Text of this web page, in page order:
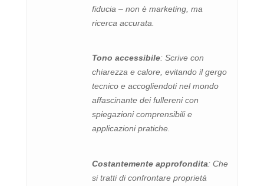
fiducia – non è marketing, ma
ricerca accurata.
Tono accessibile: Scrive con
chiarezza e calore, evitando il gergo
tecnico e accogliendoti nel mondo
affascinante dei fullereni con
spiegazioni comprensibili e
applicazioni pratiche.
Costantemente approfondita: Che
si tratti di confrontare proprietà